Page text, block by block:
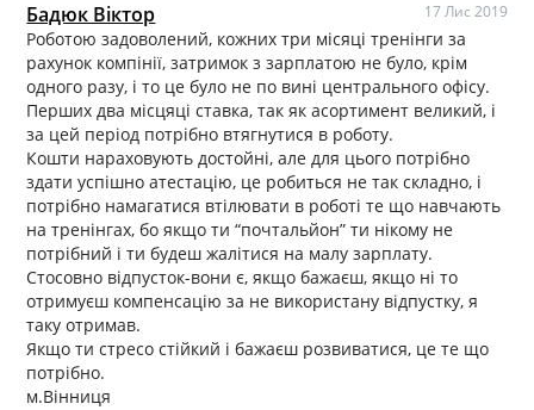
Бадюк Віктор 17 Лис 2019
Роботою задоволений, кожних три місяці тренінги за
рахунок компінії, затримок з зарплатою не було, крім
одного разу, і то це було не по вині центрального офісу.
Перших два місцяці ставка, так як асортимент великий, і
за цей період потрібно втягнутися в роботу.
Кошти нараховують достойні, але для цього потрібно
здати успішно атестацію, це робиться не так складно, і
потрібно намагатися втілювати в роботі те що навчають
на тренінгах, бо якщо ти “почтальйон” ти нікому не
потрібний і ти будеш жалітися на малу зарплату.
Стосовно відпусток-вони є, якщо бажаєш, якщо ні то
отримуєш компенсацію за не використану відпустку, я
таку отримав.
Якщо ти стресо стійкий і бажаєш розвиватися, це те що
потрібно.
м.Вінниця